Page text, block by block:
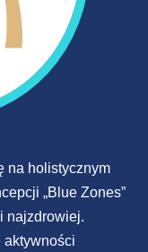
na holistycznym
„Blue Zones”
najzdrowiej.
aktywności